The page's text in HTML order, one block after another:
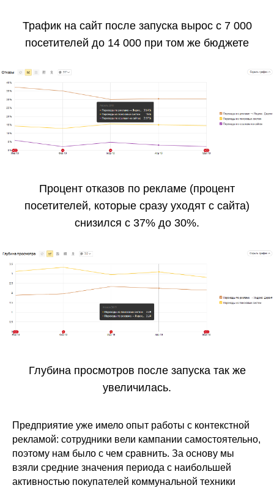
Трафик на сайт после запуска вырос с 7 000
посетителей до 14 000 при том же бюджете
Процент отказов по рекламе (процент
посетителей, которые сразу уходят с сайта)
снизился с 37% до 30%.
Глубина просмотров после запуска так же
увеличилась.
Предприятие уже имело опыт работы с контекстной
рекламой: сотрудники вели кампании самостоятельно,
поэтому нам было с чем сравнить. За основу мы
взяли средние значения периода с наибольшей
активностью покупателей коммунальной техники